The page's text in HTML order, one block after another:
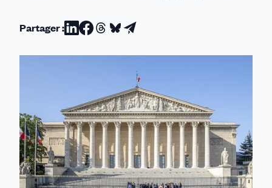
Partager :Partager
sur
Partager
sur
Facebook
Partager
sur
Threads
Partager
sur
Bluesky
Partager
par
email